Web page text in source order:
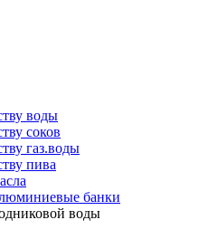
воды
соков
газ.воды
пива
банки
воды